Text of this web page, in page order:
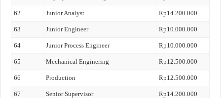
62 Junior Analyst Rp14.200.000
63 Junior Engineer Rp10.000.000
64 Junior Process Engineer Rp10.000.000
65 Mechanical Enginering Rp12.500.000
66 Production Rp12.500.000
67 Senior Supervisor Rp14.200.000